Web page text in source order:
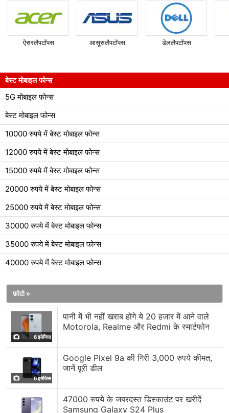
ऐसरलैपटॉपस आसूसलैपटॉपस डेललैपटॉपस
बेस्ट मोबाइल फोन्स
5G मोबाइल फोन्स
बेस्ट मोबाइल फोन्स
10000 रुपये में बेस्ट मोबाइल फोन्स
12000 रुपये में बेस्ट मोबाइल फोन्स
15000 रुपये में बेस्ट मोबाइल फोन्स
20000 रुपये में बेस्ट मोबाइल फोन्स
25000 रुपये में बेस्ट मोबाइल फोन्स
30000 रुपये में बेस्ट मोबाइल फोन्स
35000 रुपये में बेस्ट मोबाइल फोन्स
40000 रुपये में बेस्ट मोबाइल फोन्स
फ़ोटो »
6 इमेजिस
पानी में भी नहीं खराब होंगे ये 20 हजार में आने वाले
Motorola, Realme और Redmi के स्मार्टफोन
6 इमेजिस
Google Pixel 9a की गिरी 3,000 रुपये कीमत,
जानें पूरी डील
47000 रुपये के जबरदस्त डिस्काउंट पर खरीदें
Samsung Galaxy S24 Plus